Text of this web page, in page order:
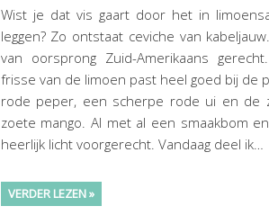
Wist je dat vis gaart door het in
leggen? Zo ontstaat ceviche van
van oorsprong Zuid-Amerikaans
frisse van de limoen past heel goed bij de
rode peper, een scherpe rode ui en de
zoete mango. Al met al een smaakbom
heerlijk licht voorgerecht. Vandaag deel ik…
VERDER LEZEN »